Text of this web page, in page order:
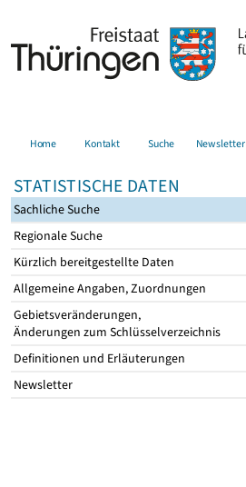
Home Kontakt Suche Newsletter
STATISTISCHE DATEN
Sachliche Suche
Regionale Suche
Kürzlich bereitgestellte Daten
Allgemeine Angaben, Zuordnungen
Gebietsveränderungen,
Änderungen zum Schlüsselverzeichnis
Definitionen und Erläuterungen
Newsletter